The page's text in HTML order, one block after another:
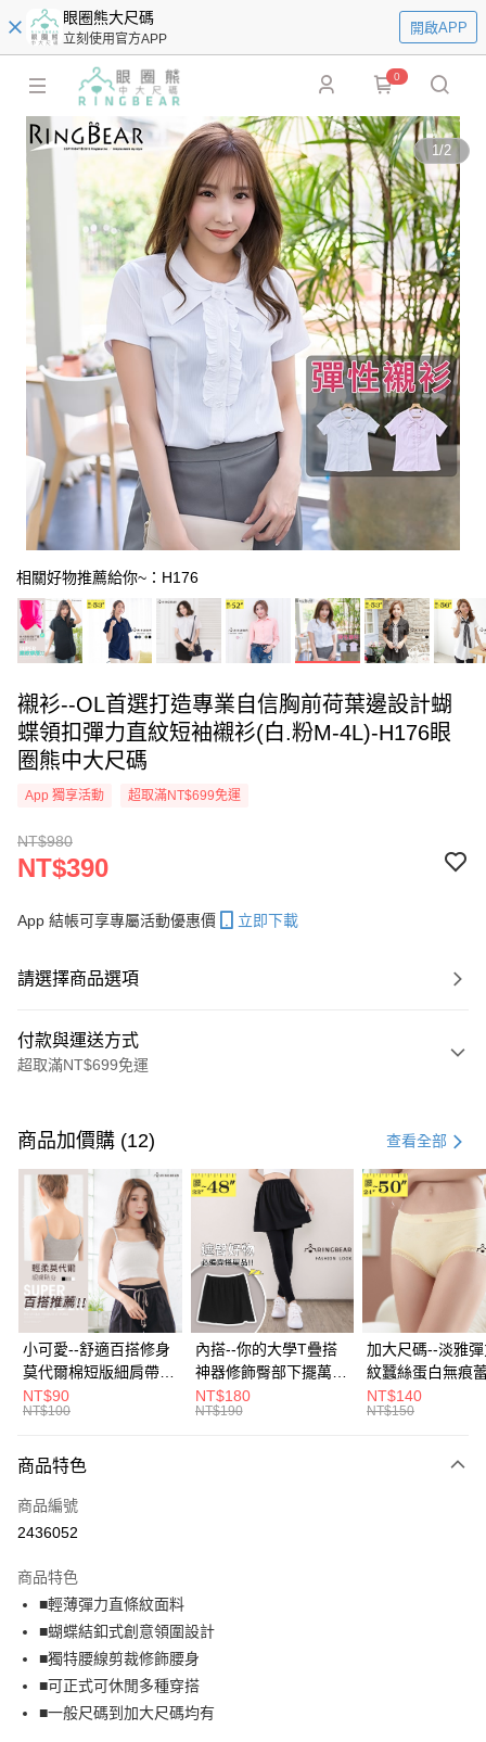
眼圈熊大尺碼
立刻使用官方APP
開啟APP
0
1/2
相關好物推薦給你~：H176
襯衫--OL首選打造專業自信胸前荷葉邊設計蝴
蝶領扣彈力直紋短袖襯衫(白.粉M-4L)-H176眼
圈熊中大尺碼
App 獨享活動 超取滿NT$699免運
NT$980
NT$390
App 結帳可享專屬活動優惠價 立即下載
請選擇商品選項
付款與運送方式
超取滿NT$699免運
信用卡一次付款
超商取貨付款
LINE Pay
Apple Pay
街口支付
悠遊付
Google Pay
全盈+PAY
大哥付你分期
【大哥付你分期使用說明】
1.本服務由台灣大哥大提供，台灣大哥大用戶可立即使用無須另外申請。
流程，驗證手機門號後，選擇欲分期的期數、繳款截止日，確認付款後即完
成交易。
3.實際核准額度、可分期數及費用金額請依後續交易確認頁面所載為準。
4.訂單成立30分鐘內，如未前往確認交易或遇審核未通過，訂單將自動取
法說明評估內容。
【繳款方式說明】
1.分期款項不併入電信帳單，「大哥付你分期」於每月結算日後寄送繳費提
醒簡訊。
AFTEE先享後付
【關於「AFTEE先享後付」】
AFTEE先享後付是「在收到商品之後才付款」的支付方式。 讓您購物簡單
便利好安心！
１．簡單：不需註冊會員、不需綁卡、不需儲值。
２．便利：只要手機號碼，簡訊認證，即可結帳。
３．安心：先確認商品／服務後，再付款。
【「AFTEE先享後付」結帳流程】
ATM付款
全家取貨付款
每筆NT$70，滿NT$699(含以上)免運費
商品加價購 (12) 查看全部
小可愛--舒適百搭修身
莫代爾棉短版細肩帶素
色背心(白.黑.灰L-2L)-
U582眼圈熊中大尺碼
NT$90
NT$100
內搭--你的大學T疊搭
神器修飾臀部下擺萬用
內搭裙/遮臀裙(黑2L-
6L)-Q155眼圈熊中大
NT$180
NT$190
加大尺碼--淡雅
紋蠶絲蛋白無痕
角內褲(白.粉.藍.
3L)-L28眼圈熊中
NT$140
NT$150
商品特色
商品編號
2436052
商品特色
■輕薄彈力直條紋面料
■蝴蝶結釦式創意領圍設計
■獨特腰線剪裁修飾腰身
■可正式可休閒多種穿搭
■一般尺碼到加大尺碼均有